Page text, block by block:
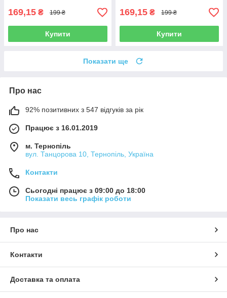
169,15 ₴ 199 ₴
Купити
169,15 ₴ 199 ₴
Купити
Показати ще
Про нас
92% позитивних з 547 відгуків за рік
Працює з 16.01.2019
м. Тернопіль
вул. Танцорова 10, Тернопіль, Україна
Контакти
Сьогодні працює з 09:00 до 18:00
Показати весь графік роботи
Про нас
Контакти
Доставка та оплата